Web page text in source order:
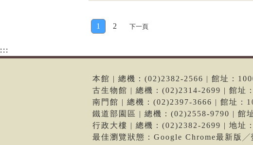
1 2 下一頁
:::
本館 | 總機：(02)2382-2566 | 館址：
古生物館 | 總機：(02)2314-2699 | 館址
南門館 | 總機：(02)2397-3666 | 館址：
鐵道部園區 | 總機：(02)2558-9790 | 館
行政大樓 | 總機：(02)2382-2699 | 地址
最佳瀏覽狀態：Google Chrome最新版